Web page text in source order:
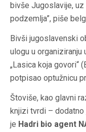
bivše Jugoslavije,
podzemlja”, piše
Bivši jugoslavenski
ulogu u
„Lasica koja govori“
potpisao optužnicu
Štoviše, kao glavni
knjizi tvrdi – dodatno
je Hadri bio agent